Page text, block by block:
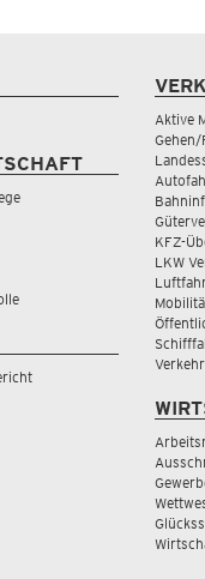
Aktive
KFZ-
LKW